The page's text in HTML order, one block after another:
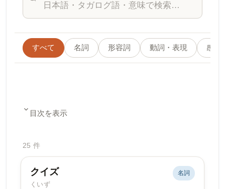
すべて 名詞 形容詞 動詞・表現 感情
目次を表示
25 件
クイズ
くいず
名詞